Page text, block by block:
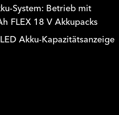
System: Betrieb mit
FLEX 18 V Akkupacks
LED Akku-Kapazitätsanzeige